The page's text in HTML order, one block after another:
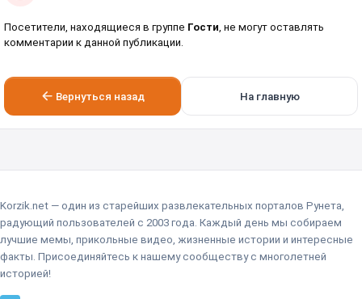
Посетители, находящиеся в группе Гости, не могут оставлять
комментарии к данной публикации.
Вернуться назад На главную
Korzik.net — один из старейших развлекательных порталов Рунета,
радующий пользователей с 2003 года. Каждый день мы собираем
лучшие мемы, прикольные видео, жизненные истории и интересные
факты. Присоединяйтесь к нашему сообществу с многолетней
историей!